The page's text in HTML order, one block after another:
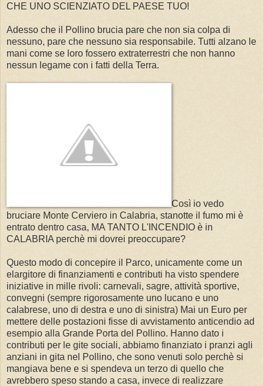
CHE UNO SCIENZIATO DEL PAESE TUO!
Adesso che il Pollino brucia pare che non sia colpa di
nessuno, pare che nessuno sia responsabile. Tutti alzano le
mani come se loro fossero extraterrestri che non hanno
nessun legame con i fatti della Terra.
Così io vedo
bruciare Monte Cerviero in Calabria, stanotte il fumo mi è
entrato dentro casa, MA TANTO L'INCENDIO è in
CALABRIA perchè mi dovrei preoccupare?
Questo modo di concepire il Parco, unicamente come un
elargitore di finanziamenti e contributi ha visto spendere
iniziative in mille rivoli: carnevali, sagre, attività sportive,
convegni (sempre rigorosamente uno lucano e uno
calabrese, uno di destra e uno di sinistra) Mai un Euro per
mettere delle postazioni fisse di avvistamento anticendio ad
esempio alla Grande Porta del Pollino. Hanno dato i
contributi per le gite sociali, abbiamo finanziato i pranzi agli
anziani in gita nel Pollino, che sono venuti solo perchè si
mangiava bene e si spendeva un terzo di quello che
avrebbero speso stando a casa, invece di realizzare